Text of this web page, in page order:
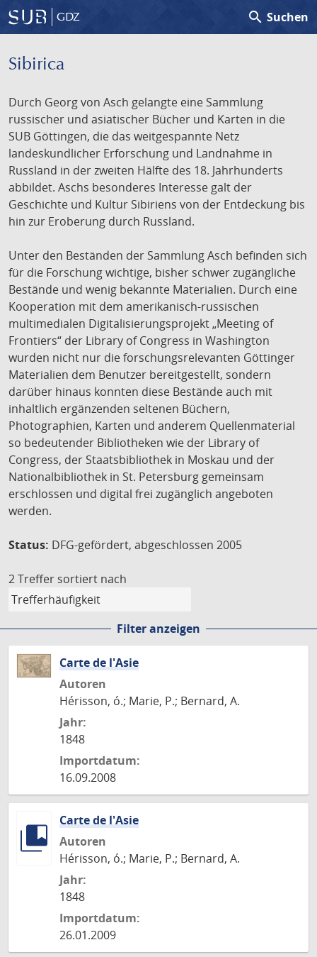
GDZ search Suchen
Sibirica
Durch Georg von Asch gelangte eine Sammlung
russischer und asiatischer Bücher und Karten in die
SUB Göttingen, die das weitgespannte Netz
landeskundlicher Erforschung und Landnahme in
Russland in der zweiten Hälfte des 18. Jahrhunderts
abbildet. Aschs besonderes Interesse galt der
Geschichte und Kultur Sibiriens von der Entdeckung bis
hin zur Eroberung durch Russland.
Unter den Beständen der Sammlung Asch befinden sich
für die Forschung wichtige, bisher schwer zugängliche
Bestände und wenig bekannte Materialien. Durch eine
Kooperation mit dem amerikanisch-russischen
multimedialen Digitalisierungsprojekt „Meeting of
Frontiers“ der Library of Congress in Washington
wurden nicht nur die forschungsrelevanten Göttinger
Materialien dem Benutzer bereitgestellt, sondern
darüber hinaus konnten diese Bestände auch mit
inhaltlich ergänzenden seltenen Büchern,
Photographien, Karten und anderem Quellenmaterial
so bedeutender Bibliotheken wie der Library of
Congress, der Staatsbibliothek in Moskau und der
Nationalbibliothek in St. Petersburg gemeinsam
erschlossen und digital frei zugänglich angeboten
werden.
Status: DFG-gefördert, abgeschlossen 2005
2 Treffer sortiert nach
Filter anzeigen
Carte de l'Asie
Autoren
Hérisson, ó.; Marie, P.; Bernard, A.
Jahr:
1848
Importdatum:
16.09.2008
Carte de l'Asie
Autoren
Hérisson, ó.; Marie, P.; Bernard, A.
Jahr:
1848
Importdatum:
26.01.2009